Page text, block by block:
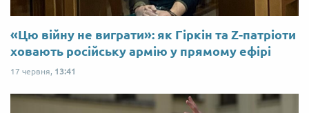
«Цю війну не виграти»: як Гіркін та Z-патріоти
ховають російську армію у прямому ефірі
17 червня, 13:41